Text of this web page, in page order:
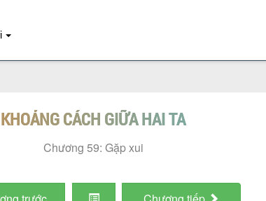
KHOẢNG CÁCH GIỮA HAI TA
Chương 59: Gặp xui